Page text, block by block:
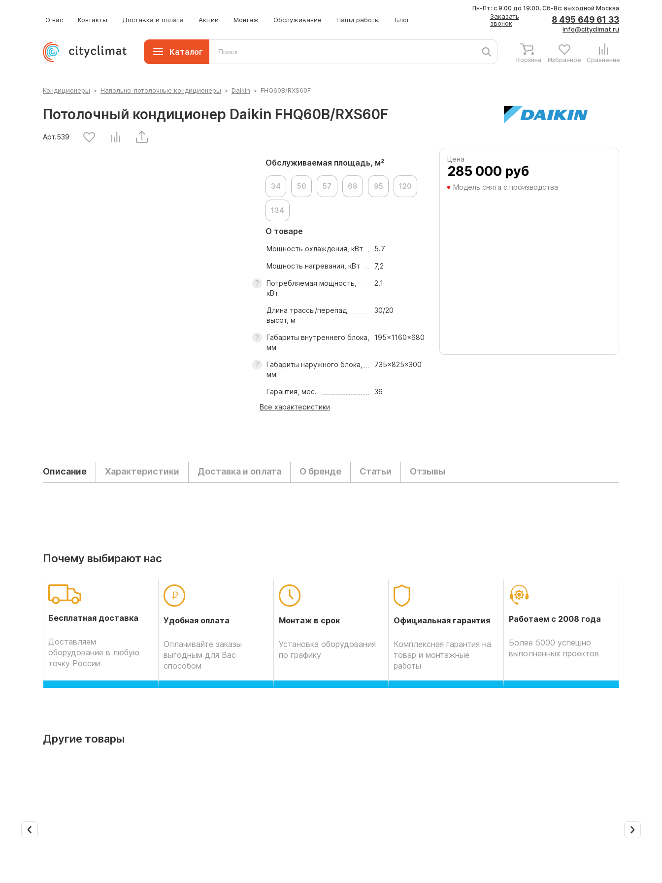
О нас Контакты Доставка и оплата Акции Монтаж Обслуживание Наши работы Блог
Заказать
звонок
8 495 649 61 33
info@cityclimat.ru
Пн-Пт: с 9:00 до 19:00, Сб-Вс: выходной Москва
Каталог
Корзина Избранное Сравнение
Кондиционеры > Напольно-потолочные кондиционеры > Daikin > FHQ60B/RXS60F
Потолочный кондиционер Daikin FHQ60B/RXS60F
Арт.539
Обслуживаемая площадь, м²
34 50 57 68 95 120
134
О товаре
Мощность охлаждения, кВт 5.7
Мощность нагревания, кВт 7,2
Потребляемая мощность,
кВт
2.1
Длина трассы/перепад
высот, м
30/20
Габариты внутреннего блока,
мм
195x1160x680
Габариты наружного блока,
мм
735x825x300
Гарантия, мес.
36
Все характеристики
Цена
285 000 руб
Модель снята с производства
Описание Характеристики Доставка и оплата О бренде Статьи Отзывы
Почему выбирают нас
Бесплатная доставка
Доставляем
оборудование в любую
точку России
Удобная оплата
Оплачивайте заказы
выгодным для Вас
способом
Монтаж в срок
Установка оборудования
по графику
Официальная гарантия
Комплексная гарантия на
товар и монтажные
работы
Работаем с 2008 года
Более 5000 успешно
выполненных проектов
Другие товары